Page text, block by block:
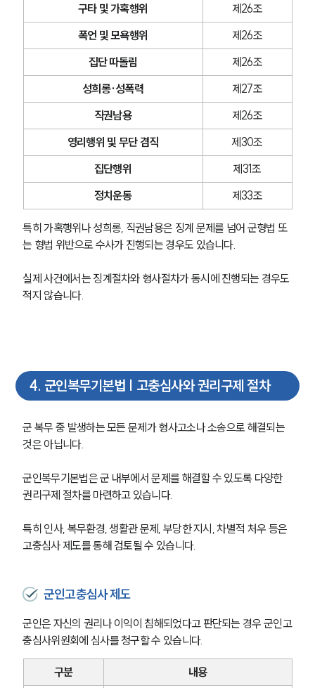
구타 및 가혹행위
제26조
폭언 및 모욕행위
제26조
집단 따돌림
제26조
성희롱·성폭력
제27조
직권남용
제26조
영리행위 및 무단 겸직
제30조
집단행위
제31조
정치운동
제33조
특히 가혹행위나 성희롱, 직권남용은 징계 문제를 넘어 군형법 또
는 형법 위반으로 수사가 진행되는 경우도 있습니다.
실제 사건에서는 징계절차와 형사절차가 동시에 진행되는 경우도
적지 않습니다.
4. 군인복무기본법 | 고충심사와 권리구제 절차
군 복무 중 발생하는 모든 문제가 형사고소나 소송으로 해결되는
것은 아닙니다.
군인복무기본법은 군 내부에서 문제를 해결할 수 있도록 다양한
권리구제 절차를 마련하고 있습니다.
특히 인사, 복무환경, 생활관 문제, 부당한 지시, 차별적 처우 등은
고충심사 제도를 통해 검토될 수 있습니다.
군인고충심사 제도
군인은 자신의 권리나 이익이 침해되었다고 판단되는 경우 군인고
충심사위원회에 심사를 청구할 수 있습니다.
구분
내용